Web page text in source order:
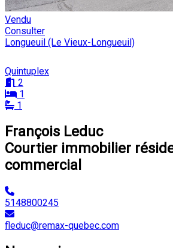
Vendu
Consulter
Longueuil (Le Vieux-Longueuil)
Quintuplex
2
1
1
François Leduc
Courtier immobilier
commercial
5148800245
fleduc@remax-quebec.com